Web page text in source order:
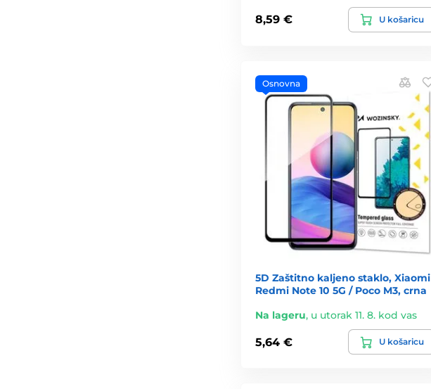
8,59 € U košaricu
Osnovna
5D Zaštitno kaljeno staklo, Xiaomi
Redmi Note 10 5G / Poco M3, crna
Na lageru, u utorak 11. 8. kod vas
5,64 € U košaricu